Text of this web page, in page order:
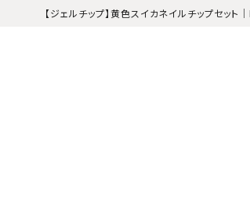
【ジェルチップ】黄色スイカネイルチップセッ